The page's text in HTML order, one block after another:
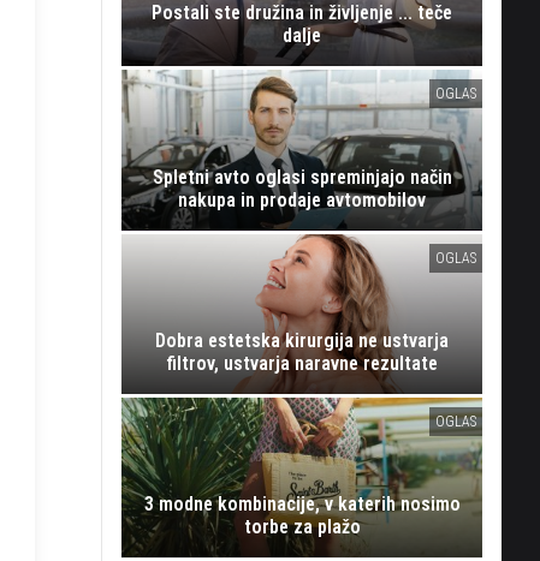
Postali ste družina in življenje ... teče
dalje
OGLAS
Spletni avto oglasi spreminjajo način
nakupa in prodaje avtomobilov
OGLAS
Dobra estetska kirurgija ne ustvarja
filtrov, ustvarja naravne rezultate
OGLAS
3 modne kombinacije, v katerih nosimo
torbe za plažo